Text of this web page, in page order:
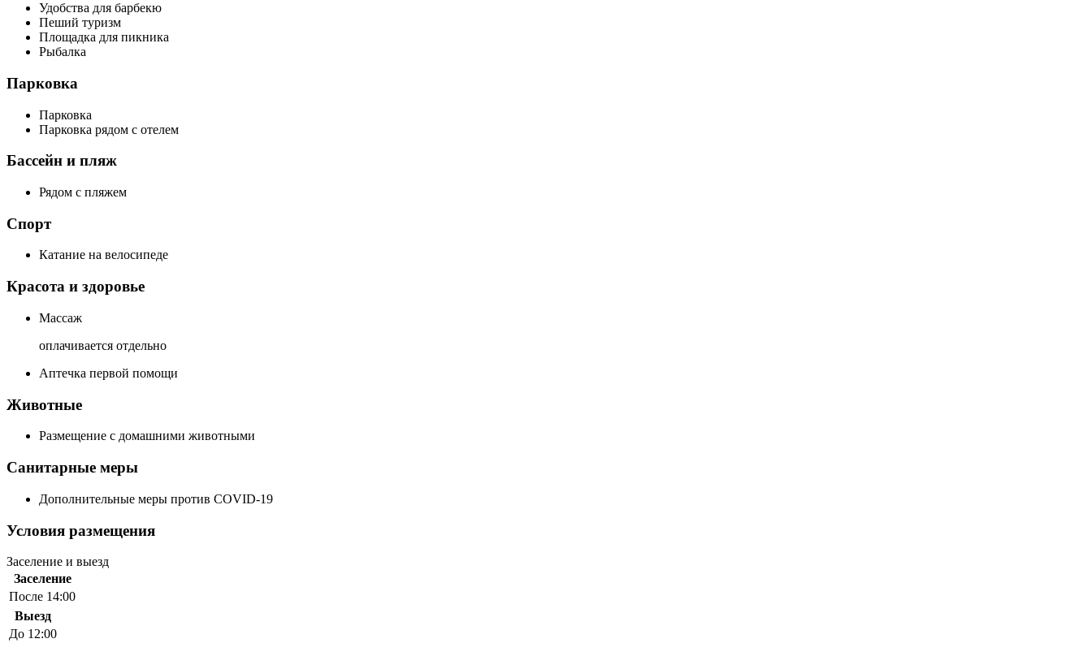
Удобства для барбекю
Пеший туризм
Площадка для пикника
Рыбалка
Парковка
Парковка
Парковка рядом с отелем
Бассейн и пляж
Рядом с пляжем
Спорт
Катание на велосипеде
Красота и здоровье
Массаж
оплачивается отдельно
Аптечка первой помощи
Животные
Размещение с домашними животными
Санитарные меры
Дополнительные меры против COVID-19
Условия размещения
Заселение и выезд
Заселение
После 14:00
Выезд
До 12:00